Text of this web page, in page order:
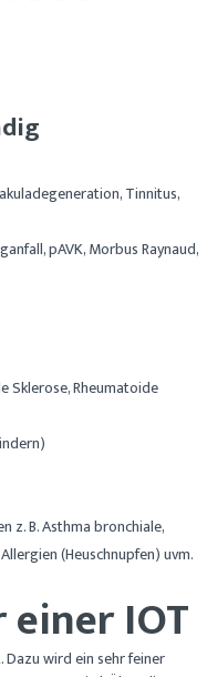
Tinnitus,
pAVK, Morbus Raynaud,
Sklerose, Rheumatoide
z. B. Asthma bronchiale,
(Heuschnupfen) uvm.
IOT
wird ein sehr feiner